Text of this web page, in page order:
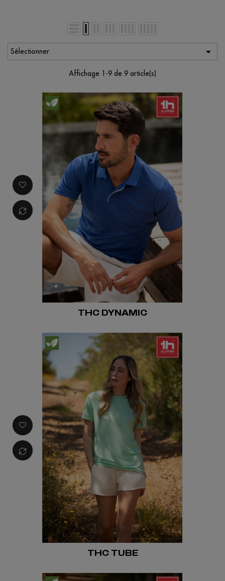
Sélectionner 
Affichage 1-9 de 9 article(s)
THC DYNAMIC
THC TUBE